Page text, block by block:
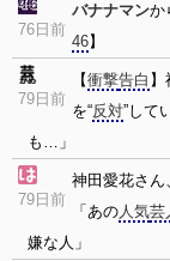
76日前
バナナマンか
46】
79日前
【衝撃告白 】
を“反対”して
も…」
79日前
神田愛花さん
「あの人気芸
嫌な人」